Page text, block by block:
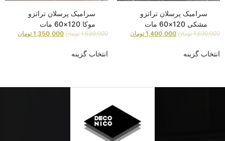
سرامیک پرسلان تراتزو
مشکی 120×60 مات
1,590,000 تومان 1,400,000 تومان
انتخاب گزینه
سرامیک پرسلان تراتزو
موکا 120×60 مات
1,530,000 تومان 1,350,000 تومان
انتخاب گزینه